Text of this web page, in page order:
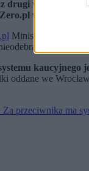
drugi w karierze
wskazuje,
Ministerstwo
przez
kaucyjnego
oddane we
Za przeciwnika ma